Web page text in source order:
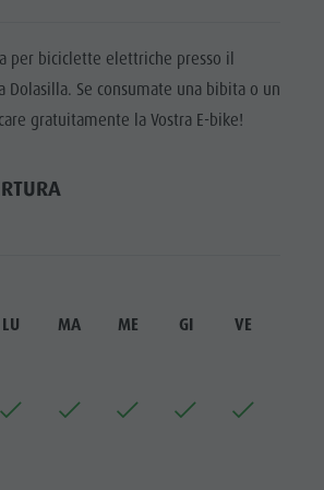
DE
Bar &
Ristoranti
Guide
Posto Grill
per biciclette elettriche presso il
Dolasilla. Se consumate una bibita o un
gratuitamente la Vostra E-bike!
LU MA ME GI VE